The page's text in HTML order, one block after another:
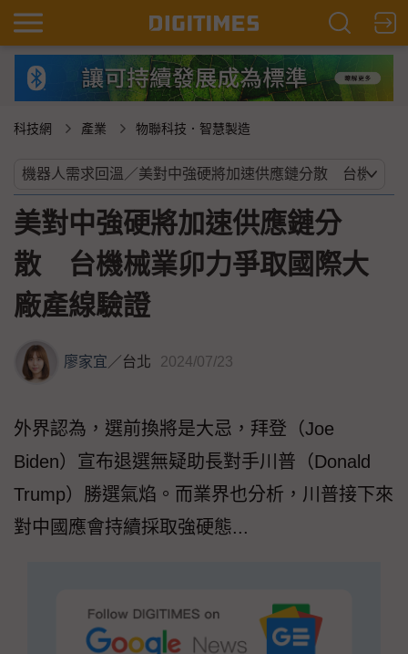
科技網 產業 物聯科技．智慧製造
美對中強硬將加速供應鏈分
散 台機械業卯力爭取國際大
廠產線驗證
廖家宜／台北 2024/07/23
外界認為，選前換將是大忌，拜登（Joe
Biden）宣布退選無疑助長對手川普（Donald
Trump）勝選氣焰。而業界也分析，川普接下來
對中國應會持續採取強硬態...